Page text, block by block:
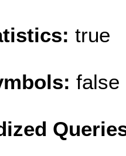
true
false